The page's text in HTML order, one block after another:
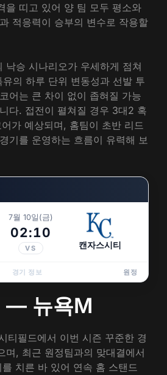
을 띠고 있어 양 팀 모두 평소와
적응력이 승부의 변수로 작용할
낙승 시나리오가 우세하게 점쳐
의 하루 단위 변동성과 선발 투
어는 큰 차이 없이 좁혀질 가능
다. 접전이 펼쳐질 경우 3대2 혹
가 예상되며, 홈팀이 초반 리드
기를 운영하는 흐름이 유력해 보
7월 10일(금)
02:10
VS 캔자스시티
경기 정보 원정
— 뉴욕M
티필드에서 이번 시즌 꾸준한 경
며, 최근 원정팀과의 맞대결에서
치른 바 있어 연속 홈 스탠드